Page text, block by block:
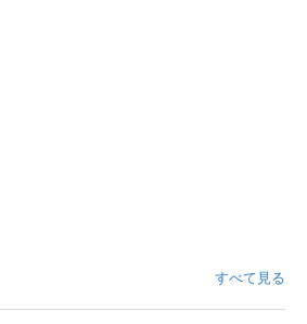
すべて見る